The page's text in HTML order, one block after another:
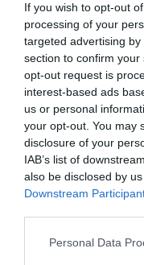
If you wish to opt-out
processing of your
targeted advertising
section to confirm
opt-out request is
interest-based ads
us or personal
your opt-out. You may
disclosure of your
IAB’s list of
also be disclosed by
Downstream
Please note that this
Personal Data
Gardensnevet
márciusában nyitja
7300 dollárba kerül.
Érdekelhet ez is:
szabadidőparkját!
egy